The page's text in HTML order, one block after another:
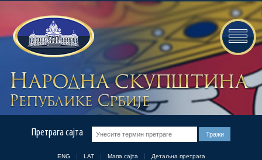
Претрага сајта
ENG LAT Мапа сајта Детаљна претрага